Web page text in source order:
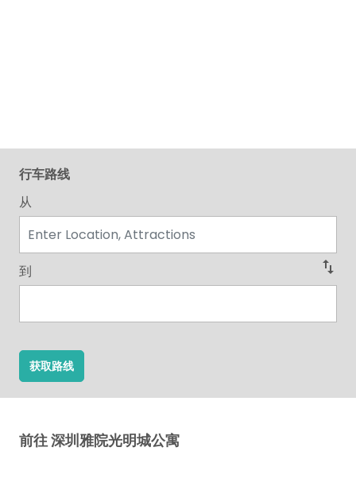
行车路线
从
到 swap_vert
获取路线
前往 深圳雅院光明城公寓